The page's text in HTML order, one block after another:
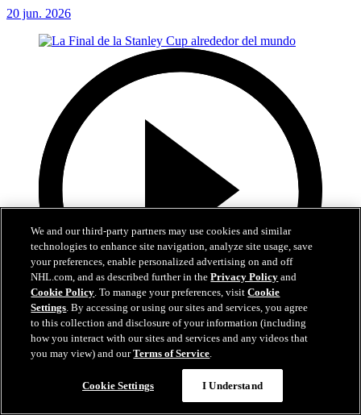
20 jun. 2026
10:17
La Final de la Stanley Cup alrededor del mundo
Reviva los mejores momentos de la Final en 21 transmisiones y 14
We and our third-party partners may use cookies and similar
technologies to enhance site navigation, analyze site usage, save
your preferences, enable personalized advertising on and off
NHL.com, and as described further in thePrivacy Policy and
Cookie Policy. To manage your preferences, visitCookie
Settings. By accessing or using our sites and services, you agree
to this collection and disclosure of your information (including
how you interact with our sites and services and any videos that
you may view) and ourTerms of Service.
Cookie Settings I Understand